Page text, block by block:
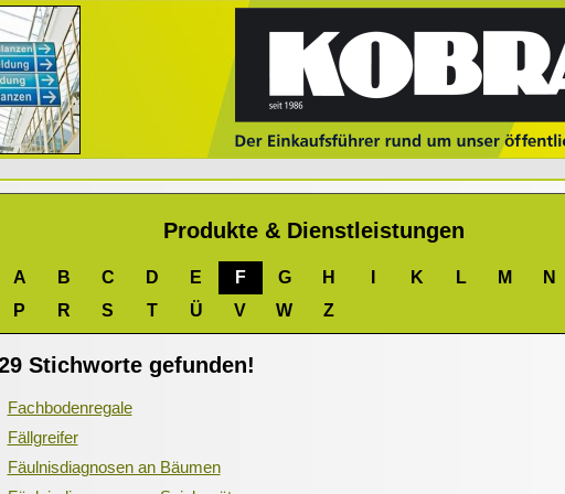
Produkte & Dienstleistungen
A B C D E F G H K L M
N
P
R S T Ü V W Z
Stichworte gefunden!
Fachbodenregale
Fällgreifer
Fäulnisdiagnosen an Bäumen